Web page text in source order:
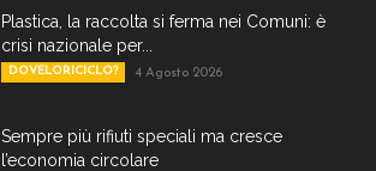
Plastica, la raccolta si ferma nei Comuni: è
crisi nazionale per...
DOVELORICICLO? 4 Agosto 2026
Sempre più rifiuti speciali ma cresce
l’economia circolare